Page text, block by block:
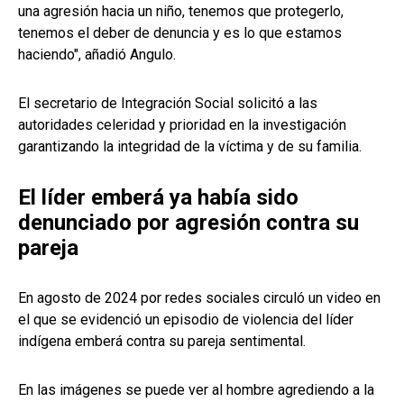
una agresión hacia un niño, tenemos que protegerlo,
tenemos el deber de denuncia y es lo que estamos
haciendo", añadió Angulo.
El secretario de Integración Social solicitó a las
autoridades celeridad y prioridad en la investigación
garantizando la integridad de la víctima y de su familia.
El líder emberá ya había sido
denunciado por agresión contra su
pareja
En agosto de 2024 por redes sociales circuló un video en
el que se evidenció un episodio de violencia del líder
indígena emberá contra su pareja sentimental.
En las imágenes se puede ver al hombre agrediendo a la